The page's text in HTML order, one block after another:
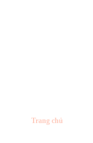
Trang chủ